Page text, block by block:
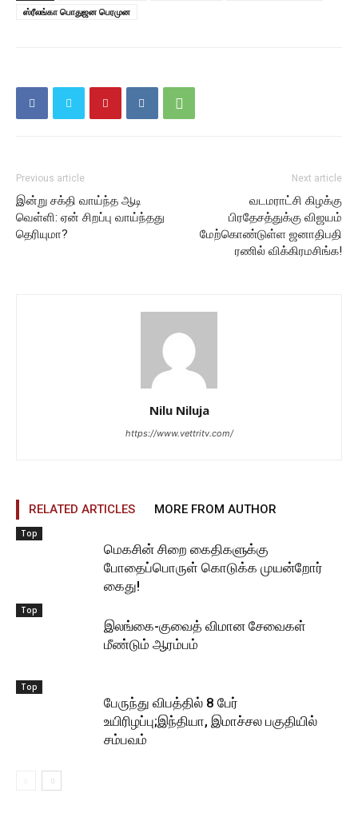
ஸ்ரீலங்கா பொதுஜன பெரமுன
Previous article
இன்று சக்தி வாய்ந்த ஆடி
வெள்ளி: ஏன் சிறப்பு வாய்ந்தது
தெரியுமா?
Next article
வடமராட்சி கிழக்கு
பிரதேசத்துக்கு விஜயம்
மேற்கொண்டுள்ள ஜனாதிபதி
ரணில் விக்கிரமசிங்க!
Nilu Niluja
https://www.vettritv.com/
RELATED ARTICLES MORE FROM AUTHOR
Top
மெகசின் சிறை கைதிகளுக்கு
போதைப்பொருள் கொடுக்க முயன்றோர்
கைது!
Top
இலங்கை-குவைத் விமான சேவைகள்
மீண்டும் ஆரம்பம்
Top
பேருந்து விபத்தில் 8 பேர்
உயிரிழப்பு;இந்தியா, இமாச்சல பகுதியில்
சம்பவம்